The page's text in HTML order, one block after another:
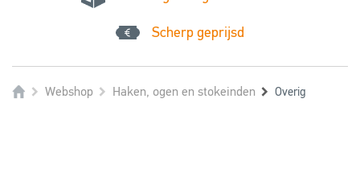
Scherp geprijsd
Webshop Haken, ogen en stokeinden Overig